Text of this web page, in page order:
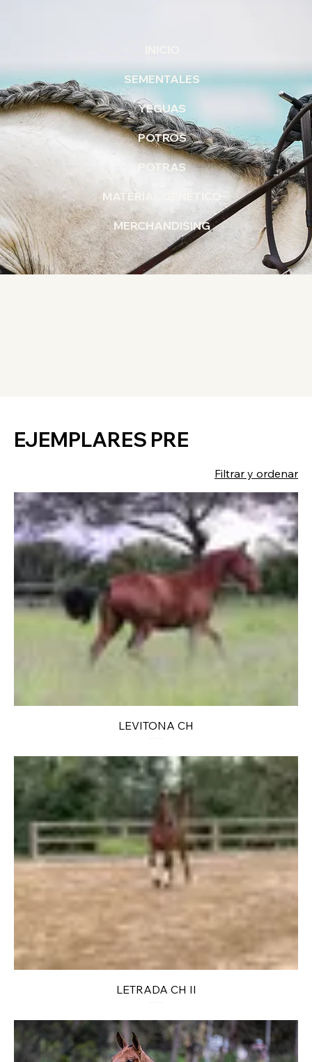
SEMENTALES
YEGUAS
POTROS
POTRAS
MATERIAL GENÉTICO
MERCHANDISING
EJEMPLARES PRE
Filtrar y ordenar
LEVITONA CH
LETRADA CH II